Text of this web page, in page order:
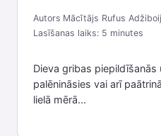
Autors Mācītājs Rufus
Lasīšanas laiks:5 minutes
Dieva gribas piepildīšanās
palēnināsies vai arī
lielā mērā...